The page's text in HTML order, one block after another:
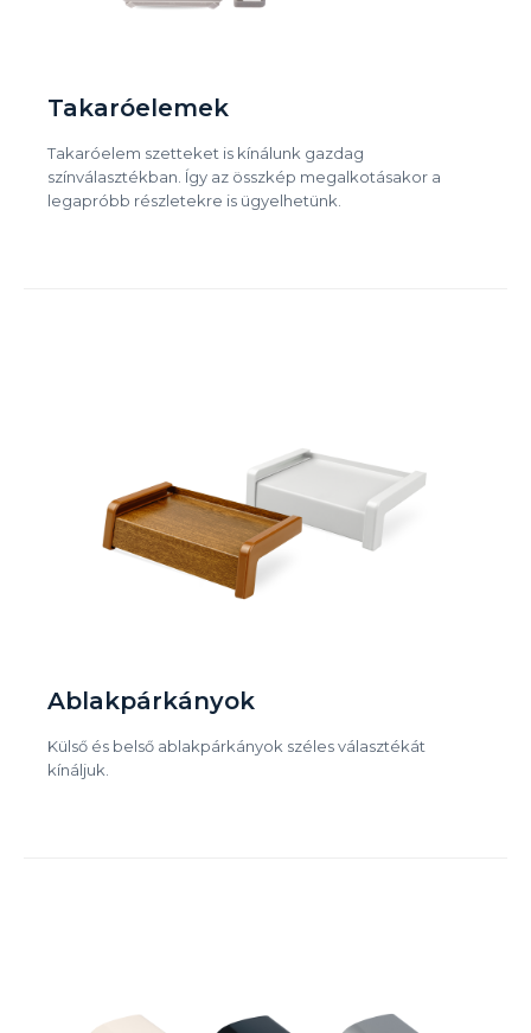
Takaróelemek
Takaróelem szetteket is kínálunk gazdag
színválasztékban. Így az összkép megalkotásakor a
legapróbb részletekre is ügyelhetünk.
Ablakpárkányok
Külső és belső ablakpárkányok széles választékát
kínáljuk.